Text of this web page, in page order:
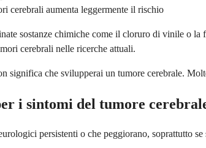
cerebrali aumenta leggermente il rischio
sostanze chimiche come il cloruro di vinile o
cerebrali nelle ricerche attuali.
significa che svilupperai un tumore cerebrale.
i sintomi del tumore
persistenti o che peggiorano, soprattutto